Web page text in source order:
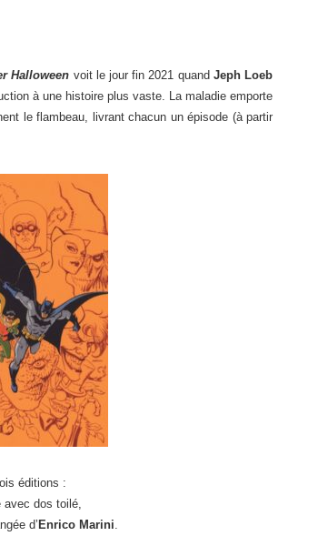
Halloween voit le jour fin 2021 quand Jeph Loeb
à une histoire plus vaste. La maladie emporte
le flambeau, livrant chacun un épisode (à partir
éditions :
avec dos toilé,
d’Enrico Marini.